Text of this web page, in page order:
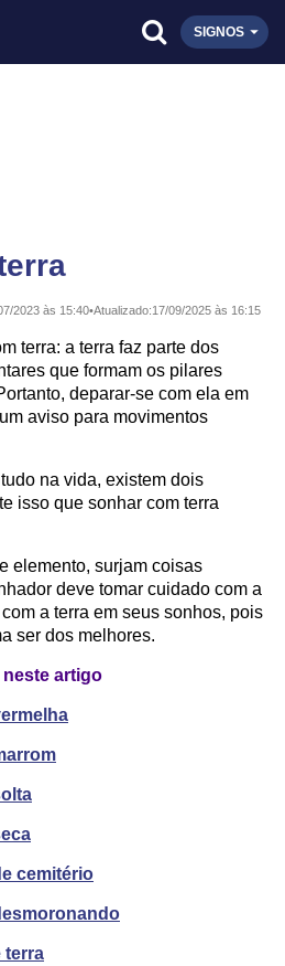
SIGNOS
2023 às 15:40•Atualizado:17/09/2025 às 16:15
terra: a terra faz parte dos
que formam os pilares
deparar-se com ela em
aviso para movimentos
na vida, existem dois
isso que sonhar com terra
elemento, surjam coisas
deve tomar cuidado com a
a terra em seus sonhos, pois
ser dos melhores.
artigo
cemitério
terra